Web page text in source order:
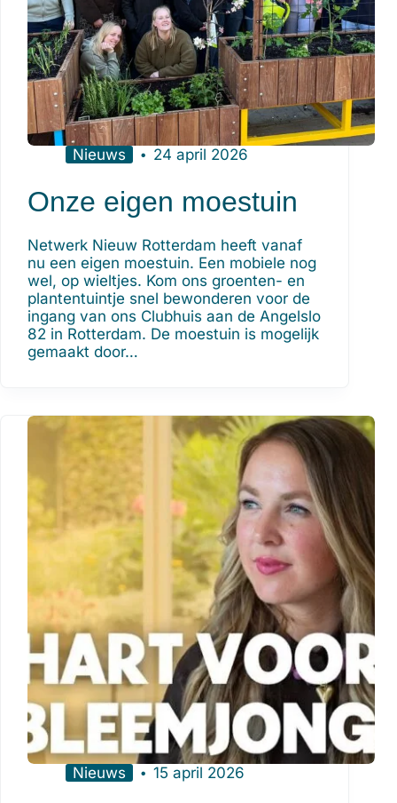
Nieuws 24 april 2026
Onze eigen moestuin
Netwerk Nieuw Rotterdam heeft vanaf
nu een eigen moestuin. Een mobiele nog
wel, op wieltjes. Kom ons groenten- en
plantentuintje snel bewonderen voor de
ingang van ons Clubhuis aan de Angelslo
82 in Rotterdam. De moestuin is mogelijk
gemaakt door…
Nieuws 15 april 2026